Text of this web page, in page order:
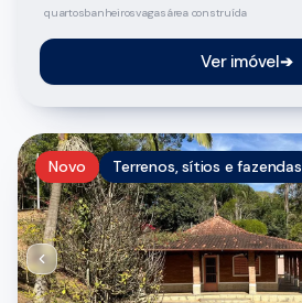
quartosbanheirosvagasárea construída
Ver imóvel➔
Novo Terrenos, sítios e fazendas